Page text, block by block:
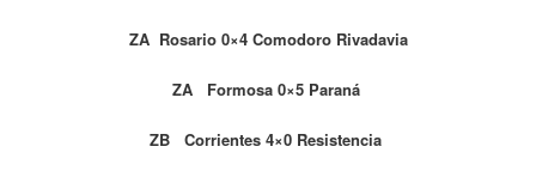
ZA Rosario 0×4 Comodoro Rivadavia
ZA Formosa 0×5 Paraná
ZB Corrientes 4×0 Resistencia